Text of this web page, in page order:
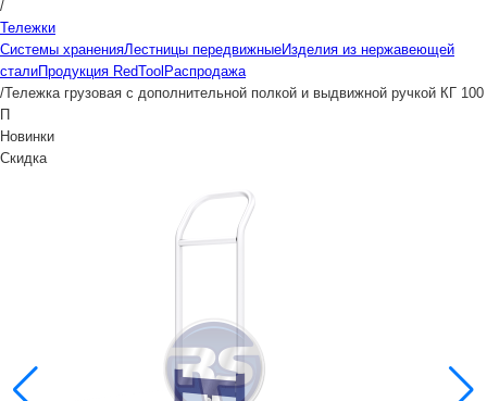
/
Тележки
Системы храненияЛестницы передвижныеИзделия из нержавеющей
сталиПродукция RedTool Распродажа
/Тележка грузовая с дополнительной полкой и выдвижной ручкой КГ 100
П
Новинки
Скидка